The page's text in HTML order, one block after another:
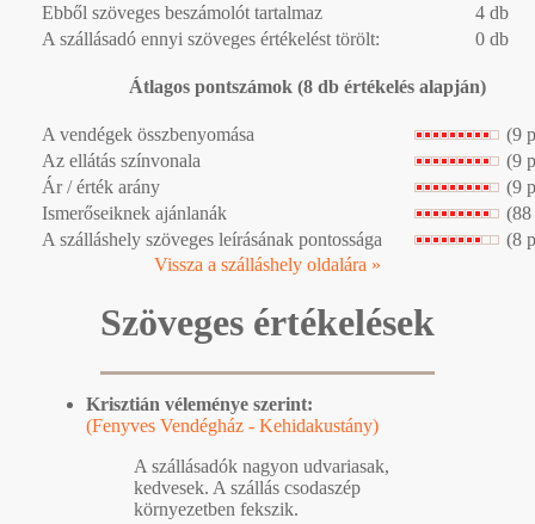
Ebből szöveges beszámolót tartalmaz
4 db
A szállásadó ennyi szöveges értékelést törölt:
0 db
Átlagos pontszámok (8 db értékelés alapján)
A vendégek összbenyomása
(9
Az ellátás színvonala
(9
Ár / érték arány
(9
Ismerőseiknek ajánlanák
A szálláshely szöveges leírásának pontossága
(8
Vissza a szálláshely oldalára »
Szöveges értékelések
Krisztián véleménye szerint:
(Fenyves Vendégház - Kehidakustány)
A szállásadók nagyon udvariasak,
kedvesek. A szállás csodaszép
környezetben fekszik.